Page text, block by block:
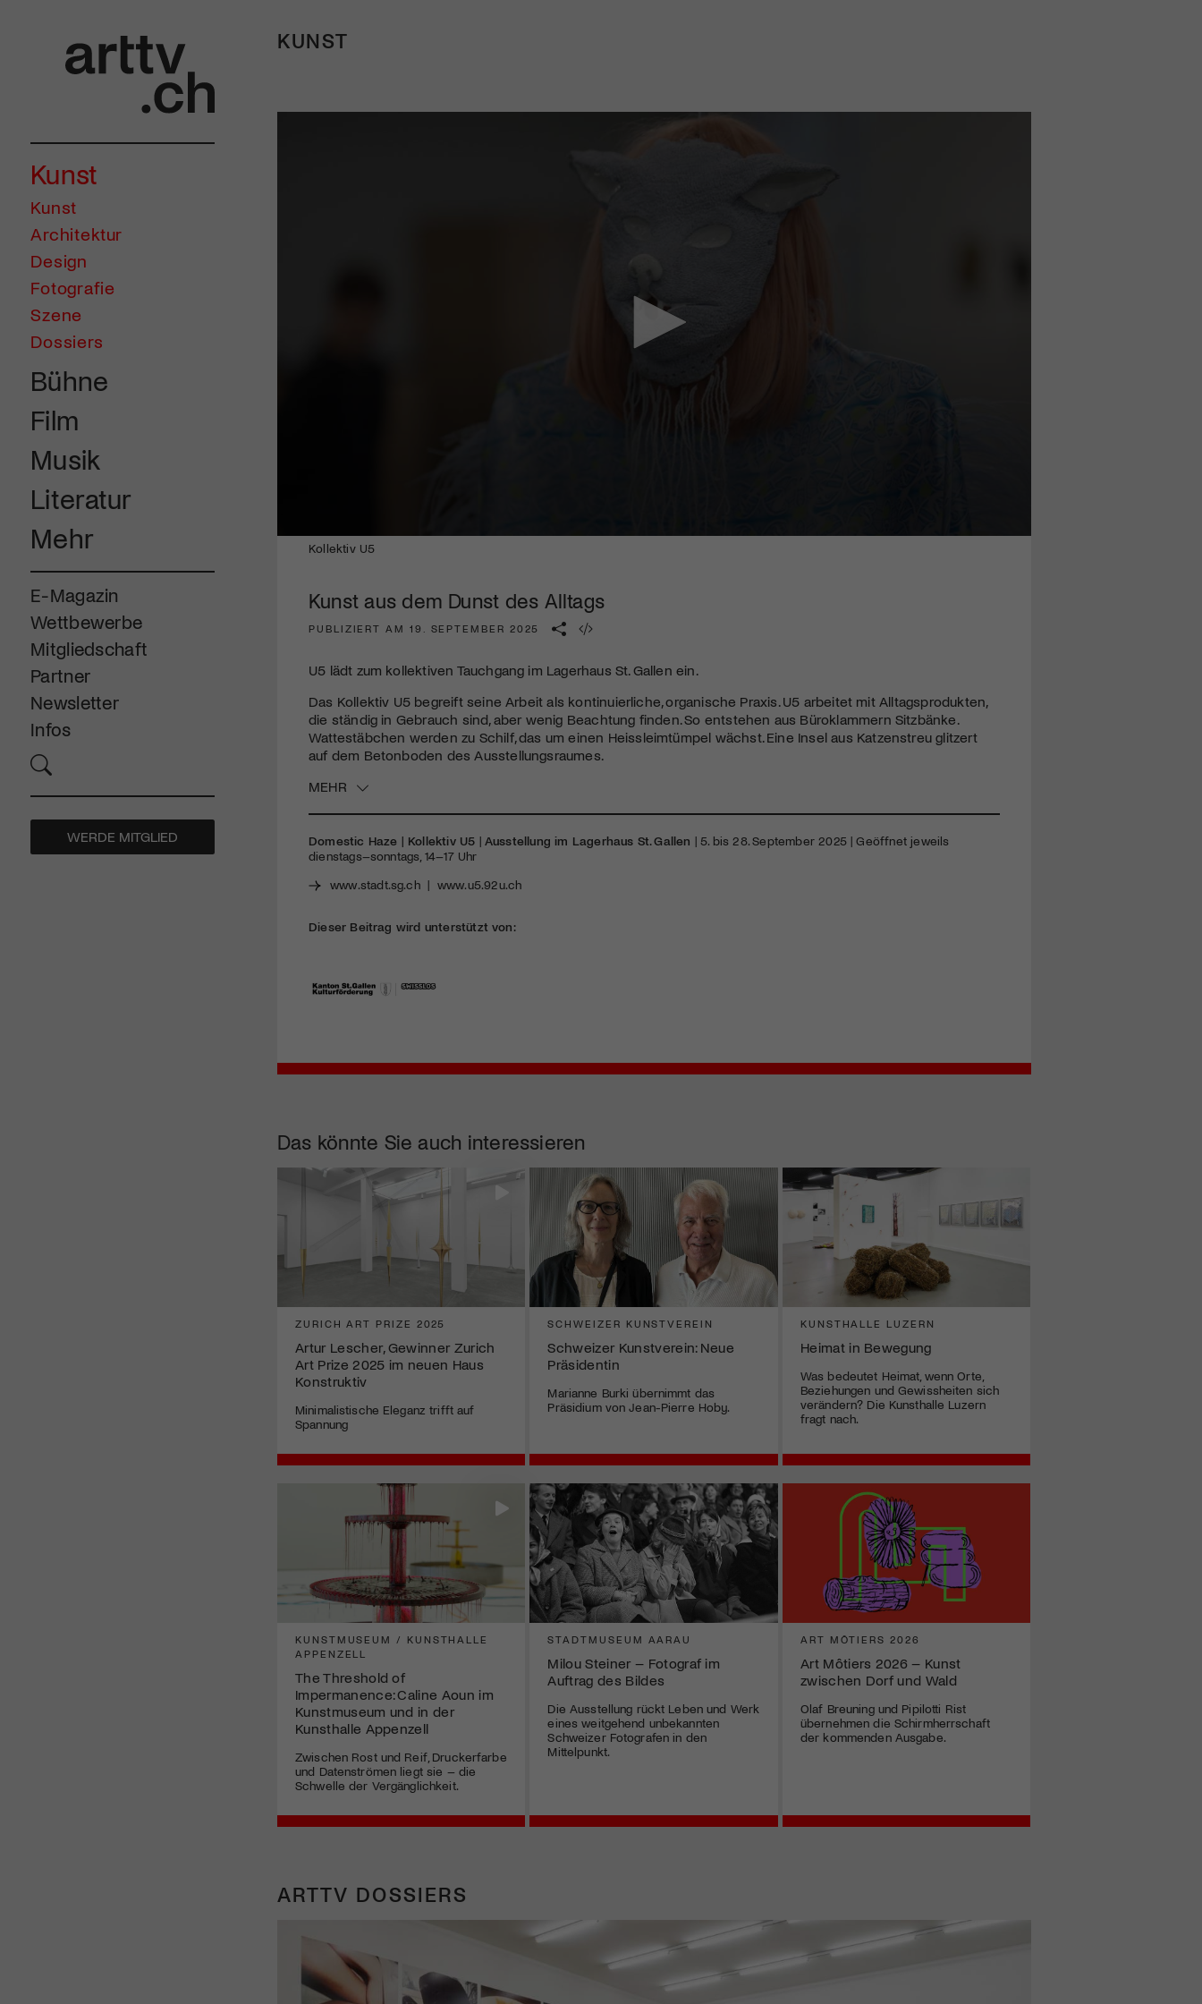
Kunst
Kunst
Architektur
Design
Fotografie
Szene
Dossiers
Bühne
Film
Musik
Literatur
Mehr
E-Magazin
Wettbewerbe
Mitgliedschaft
Partner
Newsletter
Infos
WERDE MITGLIED
KUNST
seconds
minutes,
secondsVolume
Kollektiv U5
Kunst aus dem Dunst des Alltags
PUBLIZIERT AM 19. SEPTEMBER 2025
U5 lädt zum kollektiven Tauchgang im Lagerhaus St. Gallen ein.
Das Kollektiv U5 begreift seine Arbeit als kontinuierliche, organische Praxis. U5 arbeitet mit Alltagsprodukten,
die ständig in Gebrauch sind, aber wenig Beachtung finden. So entstehen aus Büroklammern Sitzbänke.
Wattestäbchen werden zu Schilf, das um einen Heissleimtümpel wächst. Eine Insel aus Katzenstreu glitzert
auf dem Betonboden des Ausstellungsraumes.
MEHR
Domestic Haze | Kollektiv U5 | Ausstellung im Lagerhaus St. Gallen | 5. bis 28. September 2025 | Geöffnet jeweils
dienstags–sonntags, 14–17 Uhr
www.stadt.sg.ch| www.u5.92u.ch
Dieser Beitrag wird unterstützt von:
Das könnte Sie auch interessieren
ZURICH ART PRIZE 2025
Artur Lescher, Gewinner Zurich
Art Prize 2025 im neuen Haus
Konstruktiv
Minimalistische Eleganz trifft auf
Spannung
SCHWEIZER KUNSTVEREIN
Schweizer Kunstverein: Neue
Präsidentin
Marianne Burki übernimmt das
Präsidium von Jean-Pierre Hoby.
KUNSTHALLE LUZERN
Heimat in Bewegung
Was bedeutet Heimat, wenn Orte,
Beziehungen und Gewissheiten sich
verändern? Die Kunsthalle Luzern
fragt nach.
KUNSTMUSEUM / KUNSTHALLE
APPENZELL
The Threshold of
Impermanence: Caline Aoun im
Kunstmuseum und in der
Kunsthalle Appenzell
Zwischen Rost und Reif, Druckerfarbe
und Datenströmen liegt sie – die
Schwelle der Vergänglichkeit.
STADTMUSEUM AARAU
Milou Steiner – Fotograf im
Auftrag des Bildes
Die Ausstellung rückt Leben und Werk
eines weitgehend unbekannten
Schweizer Fotografen in den
Mittelpunkt.
ART MÔTIERS 2026
Art Môtiers 2026 – Kunst
zwischen Dorf und Wald
Olaf Breuning und Pipilotti Rist
übernehmen die Schirmherrschaft
der kommenden Ausgabe.
ARTTV DOSSIERS